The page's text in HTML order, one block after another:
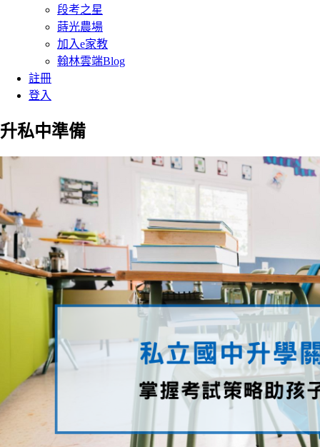
段考之星
蒔光農場
加入e家教
翰林雲端Blog
註冊
登入
升私中準備